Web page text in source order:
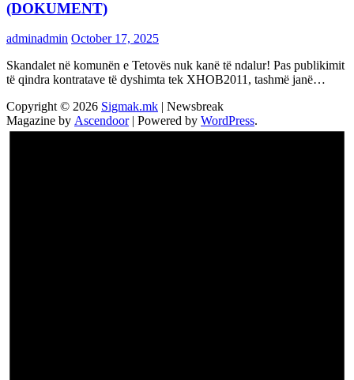
(DOKUMENT)
adminadmin October 17, 2025
Skandalet në komunën e Tetovës nuk kanë të ndalur! Pas publikimit
të qindra kontratave të dyshimta tek XHOB2011, tashmë janë…
Copyright © 2026 Sigmak.mk | Newsbreak
Magazine by Ascendoor| Powered by WordPress.